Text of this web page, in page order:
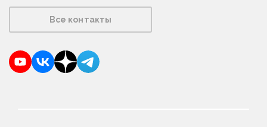
Все контакты
YouTubeVKontakte
DzenTelegram